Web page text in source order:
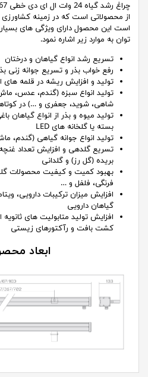
از محصولاتی است که در زمینه
است این محصول دارای ویژگی های
توان به موارد زیر اشاره نمود.
تسریع رشد انواع گیاهان و درختان
رفع خواب بذر و تسریع جوانه زنی
تولید و افزایش ریشه در قلمه های
تولید انواع سبزه (گندم، عدس،
شاهی، شوید، جعفری و …) در
تولید میوه و بذر از انواع گیاهان
بسته یا گلخانه های LED
تولید انواع جوانه گیاهی (گندم،
تسریع گلدهی و افزایش تعداد
بریده (گل رز) و گلدانی
بهبود کمیت و کیفیت محصولات
فرنگی، فلفل و …
افزایش میزان ترکیبات دارویی،
گیاهان دارویی
افزایش تولید متابولیت های
کشت بافت و رآکتورهای زیستی
ابعاد